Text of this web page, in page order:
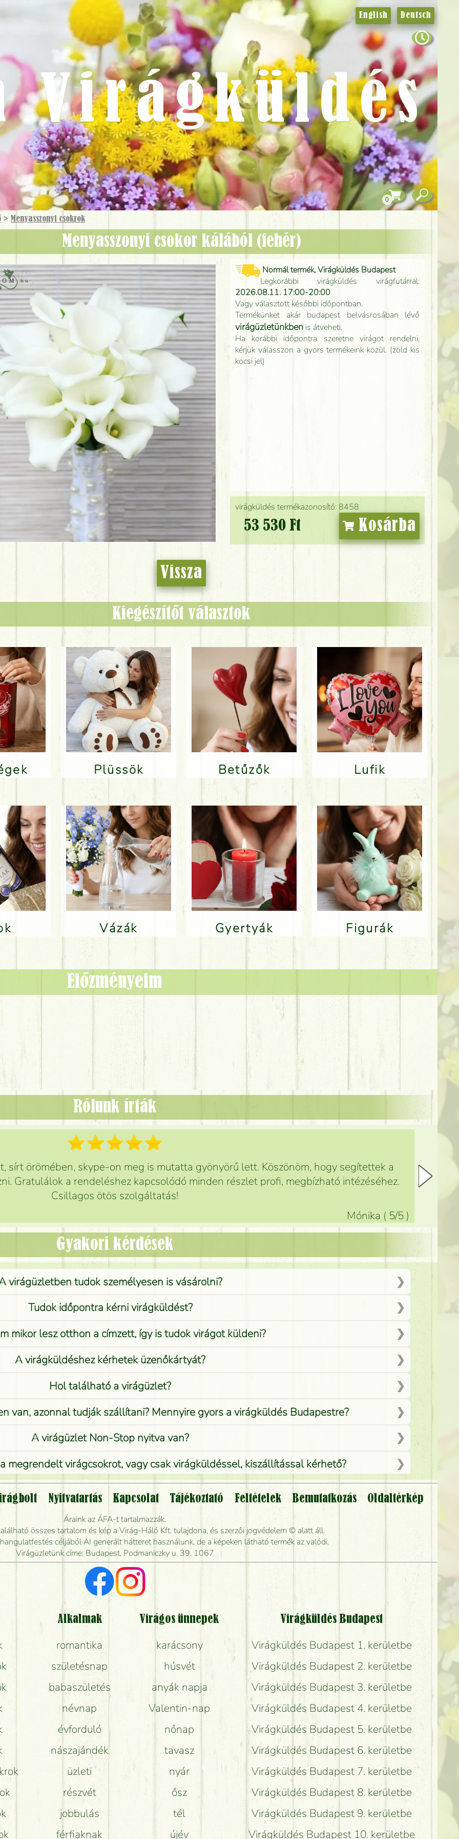
> Menyasszonyi csokrok
Menyasszonyi csokor kálából (fehér)
virágküldés termékazonosító: 8458
53 530 Ft Kosárba
Normál termék, Virágküldés Budapest
Legkorábbi virágküldés virágfutárral:
2026.08.11. 17:00-20:00
Vagy választott későbbi időpontban.
Termékünket akár budapest belvásrosában lévő
virágüzletünkben is átveheti.
Ha korábbi időpontra szeretne virágot rendelni,
kérjük válasszon a gyors termékeink közül. (zöld kis
kocsi jel)
Vissza
Kiegészítőt választok
Plüssök Betűzők Lufik
Vázák Gyertyák Figurák
English Deutsch
Virágküldés
0
Előzményeim
Rólunk írták
sírt örömében, skype-on meg is mutatta gyönyörű lett. Köszönöm, hogy segítettek a
Gratulálok a rendeléshez kapcsolódó minden részlet profi, megbízható intézéséhez.
Csillagos ötös szolgáltatás!
Mónika ( 5/5 )
Gyakori kérdések
virágüzletben tudok személyesen is vásárolni?
Tudok időpontra kérni virágküldést?
mikor lesz otthon a címzett, így is tudok virágot küldeni?
A virágküldéshez kérhetek üzenőkártyát?
Hol található a virágüzlet?
van, azonnal tudják szállítani? Mennyire gyors a virágküldés Budapestre?
A virágüzlet Non-Stop nyitva van?
megrendelt virágcsokrot, vagy csak virágküldéssel, kiszállítással kérhető?
Vidékre is lehet rendelni?
virágküldést úgy, hogy még ma kiszállítsák?
elkészíteni a csokrot, és mikor tudják leghamarabb kiszállítani?
Vörös rózsát keresek, van önöknél?
Milyen visszajelzést kapok a virágküldésről?
Tényleg azt kapom, ami a képen van?
Mit kell tudni a virágcsokrok szállításáról?
Hogy marad a lehető legtovább friss a csokor?
Tudok adventi koszorút vásárolni boltban?
Nyitvatartás Kapcsolat Tájékoztató Feltételek Bemutatkozás
Oldaltérkép
Áraink az ÁFA-t tartalmazzák.
összes tartalom és kép a Virág-Háló Kft. tulajdona, és szerzői jogvédelem © alatt áll.
céljából AI generált hátteret használunk, de a képeken látható termék az valódi.
Virágüzletünk címe: Budapest, Podmaniczky u. 39. 1067
Alkalmak
romantika
születésnap
babaszületés
névnap
évforduló
nászajándék
üzleti
részvét
jobbulás
férfiaknak
Virágos ünnepek
karácsony
húsvét
anyák napja
Valentin-nap
nőnap
tavasz
nyár
ősz
tél
újév
Virágküldés Budapest
Virágküldés Budapest 1. kerületbe
Virágküldés Budapest 2. kerületbe
Virágküldés Budapest 3. kerületbe
Virágküldés Budapest 4. kerületbe
Virágküldés Budapest 5. kerületbe
Virágküldés Budapest 6. kerületbe
Virágküldés Budapest 7. kerületbe
Virágküldés Budapest 8. kerületbe
Virágküldés Budapest 9. kerületbe
Virágküldés Budapest 10. kerületbe